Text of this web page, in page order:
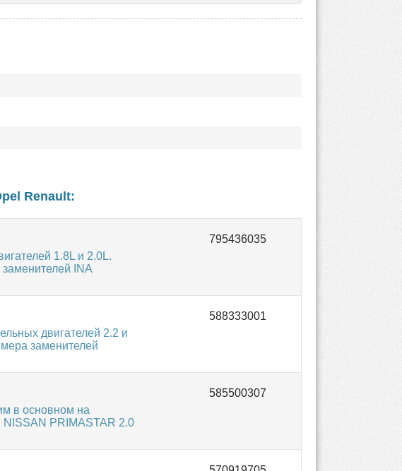
Renault:
1.8L и 2.0L.
INA
двигателей 2.2 и
заменителей
в основном на
PRIMASTAR 2.0